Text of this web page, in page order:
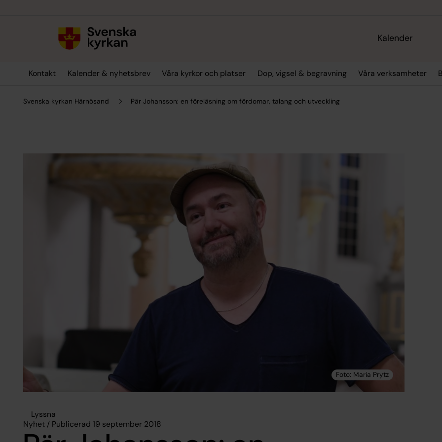
Kalender
Kontakt Kalender & nyhetsbrev Våra kyrkor och platser Dop, vigsel & begravning Våra verksamheter
Svenska kyrkan Härnösand Pär Johansson: en föreläsning om fördomar, talang och utveckling
Lyssna
Nyhet / Publicerad 19 september 2018